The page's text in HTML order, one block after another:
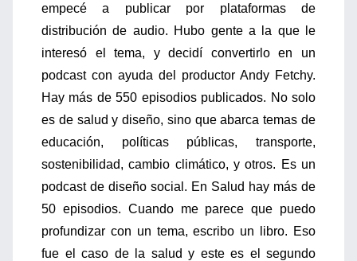
empecé a publicar por plataformas de
distribución de audio. Hubo gente a la que le
interesó el tema, y decidí convertirlo en un
podcast con ayuda del productor Andy Fetchy.
Hay más de 550 episodios publicados. No solo
es de salud y diseño, sino que abarca temas de
educación, políticas públicas, transporte,
sostenibilidad, cambio climático, y otros. Es un
podcast de diseño social. En Salud hay más de
50 episodios. Cuando me parece que puedo
profundizar con un tema, escribo un libro. Eso
fue el caso de la salud y este es el segundo